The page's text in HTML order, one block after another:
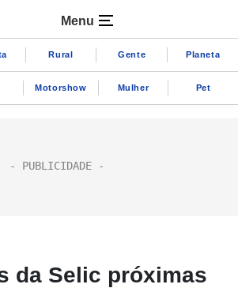
Menu
Rural Gente Planeta
Motorshow Mulher Pet
da Selic próximas